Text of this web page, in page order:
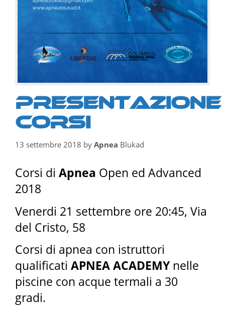
Presentazione
corsi
13 settembre 2018 by Apnea Blukad
Corsi di Apnea Open ed Advanced
2018
Venerdi 21 settembre ore 20:45, Via
del Cristo, 58
Corsi di apnea con istruttori
qualificati APNEA ACADEMYnelle
piscine con acque termali a 30
gradi.